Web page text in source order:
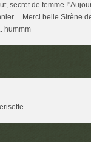
secret de femme
Merci belle Sirène
hummm